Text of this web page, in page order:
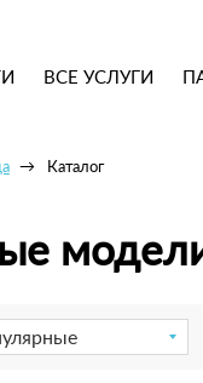
ВСЕ УСЛУГИ
Каталог